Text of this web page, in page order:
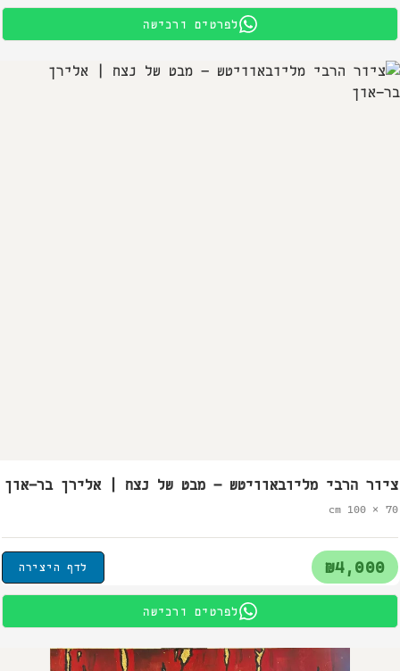
לפרטים ורכישה
ציור הרבי מליובאוויטש – מבט של נצח | אלירן בר-און
70 × 100 cm
₪4,000 לדף היצירה
לפרטים ורכישה